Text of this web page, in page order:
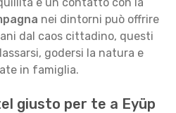
nei dintorni può offrire
dal caos cittadino, questi
godersi la natura e
in famiglia.
giusto per te a Eyüp